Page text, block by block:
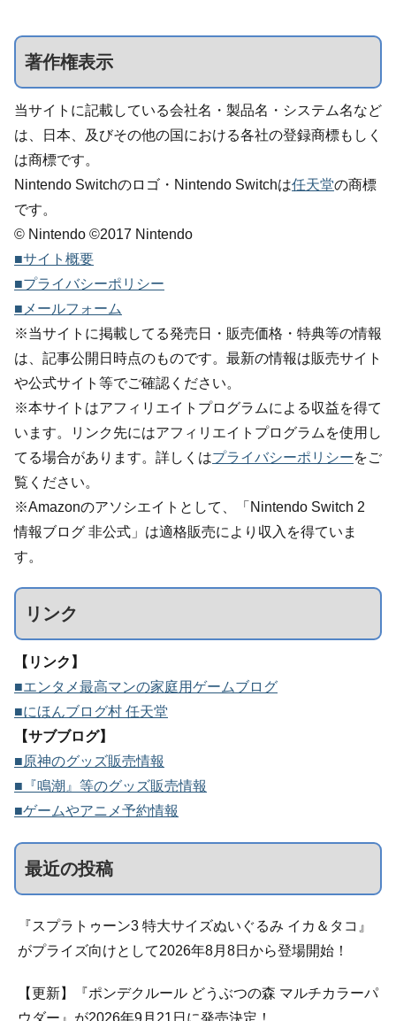
著作権表示
当サイトに記載している会社名・製品名・システム名など
は、日本、及びその他の国における各社の登録商標もしく
は商標です。
Nintendo Switchのロゴ・Nintendo Switchは任天堂の商標
です。
© Nintendo ©2017 Nintendo
■サイト概要
■プライバシーポリシー
■メールフォーム
※当サイトに掲載してる発売日・販売価格・特典等の情報
は、記事公開日時点のものです。最新の情報は販売サイト
や公式サイト等でご確認ください。
※本サイトはアフィリエイトプログラムによる収益を得て
います。リンク先にはアフィリエイトプログラムを使用し
てる場合があります。詳しくはプライバシーポリシーをご
覧ください。
※Amazonのアソシエイトとして、「Nintendo Switch 2
情報ブログ 非公式」は適格販売により収入を得ていま
す。
リンク
【リンク】
■エンタメ最高マンの家庭用ゲームブログ
■にほんブログ村 任天堂
【サブブログ】
■原神のグッズ販売情報
■『鳴潮』等のグッズ販売情報
■ゲームやアニメ予約情報
最近の投稿
『スプラトゥーン3 特大サイズぬいぐるみ イカ＆タコ』
がプライズ向けとして2026年8月8日から登場開始！
【更新】『ポンデクルール どうぶつの森 マルチカラーパ